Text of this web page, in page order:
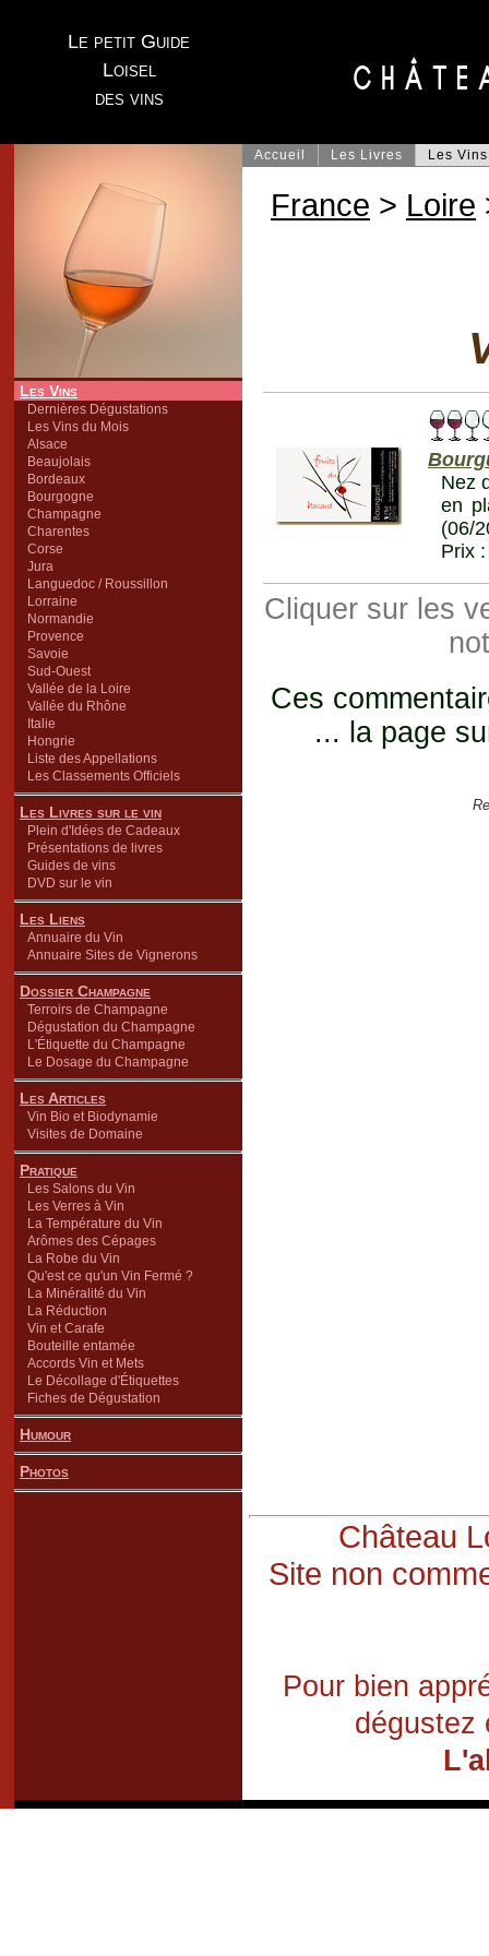
Le petit Guide
Loisel
des vins
Les Vins
Dernières Dégustations
Les Vins du Mois
Alsace
Beaujolais
Bordeaux
Bourgogne
Champagne
Charentes
Corse
Jura
Languedoc / Roussillon
Lorraine
Normandie
Provence
Savoie
Sud-Ouest
Vallée de la Loire
Vallée du Rhône
Italie
Hongrie
Liste des Appellations
Les Classements Officiels
Les Livres sur le vin
Plein d'Idées de Cadeaux
Présentations de livres
Guides de vins
DVD sur le vin
Les Liens
Annuaire du Vin
Annuaire Sites de Vignerons
Dossier Champagne
Terroirs de Champagne
Dégustation du Champagne
L'Étiquette du Champagne
Le Dosage du Champagne
Les Articles
Vin Bio et Biodynamie
Visites de Domaine
Pratique
Les Salons du Vin
Les Verres à Vin
La Température du Vin
Arômes des Cépages
La Robe du Vin
Qu'est ce qu'un Vin Fermé ?
La Minéralité du Vin
La Réduction
Vin et Carafe
Bouteille entamée
Accords Vin et Mets
Le Décollage d'Étiquettes
Fiches de Dégustation
Humour
Photos
Accueil Les Livres Les Vins
France > Loire
Nez
en
(06/
Prix
Cliquer sur les
Ces
... la page
Château
Site non
Pour bien
dégustez